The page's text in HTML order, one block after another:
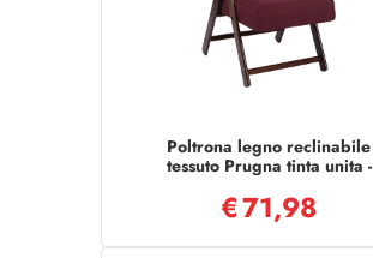
Poltrona legno reclinabile
tessuto Prugna tinta unita -
€71,98